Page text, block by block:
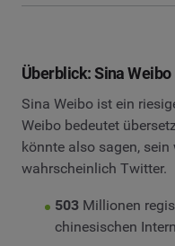
Überblick: Sina Weibo
Sina Weibo ist ein
Weibo bedeutet
könnte also sagen,
wahrscheinlich Twitter.
503Millionen
chinesischen